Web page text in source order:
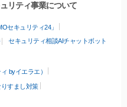
リティ事業について
セキュリティ24」
セキュリティ相談AIチャットボット
byイエラエ）
すまし対策